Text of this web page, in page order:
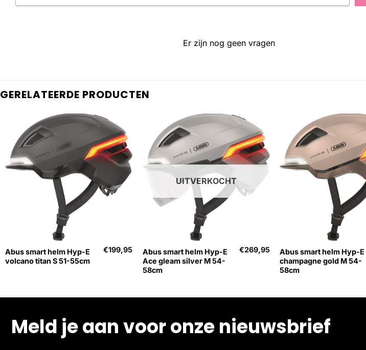
Er zijn nog geen vragen
GERELATEERDE PRODUCTEN
Abus smart helm Hyp-E
volcano titan S 51-55cm
€199,95
UITVERKOCHT
Abus smart helm Hyp-E
Ace gleam silver M 54-
58cm
€269,95
Abus smart helm Hyp-E
champagne gold M 54-
58cm
Meld je aan voor onze nieuwsbrief